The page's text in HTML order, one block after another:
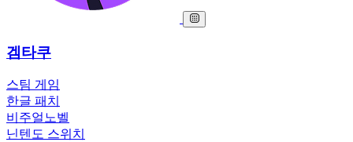
겜타쿠
스팀 게임
한글 패치
비주얼노벨
닌텐도 스위치